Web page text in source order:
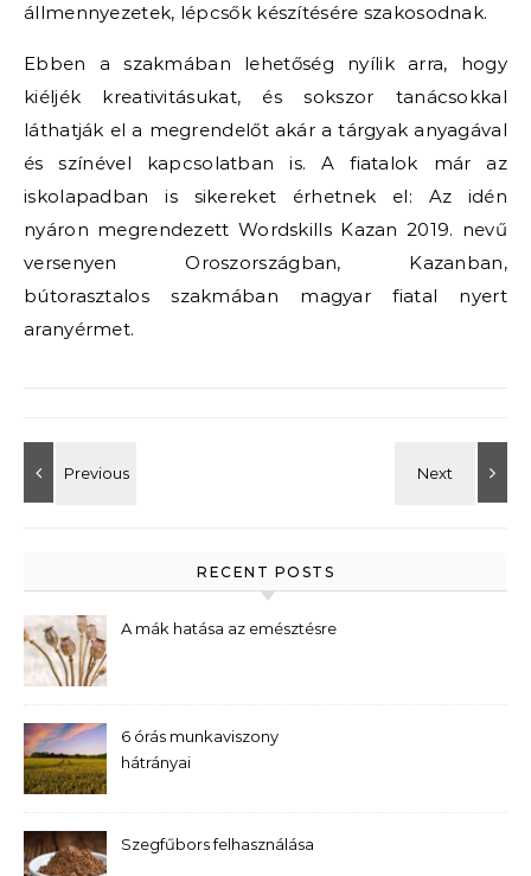
állmennyezetek, lépcsők készítésére szakosodnak.
Ebben a szakmában lehetőség nyílik arra, hogy
kiéljék kreativitásukat, és sokszor tanácsokkal
láthatják el a megrendelőt akár a tárgyak anyagával
és színével kapcsolatban is. A fiatalok már az
iskolapadban is sikereket érhetnek el: Az idén
nyáron megrendezett Wordskills Kazan 2019. nevű
versenyen Oroszországban, Kazanban,
bútorasztalos szakmában magyar fiatal nyert
aranyérmet.
RECENT POSTS
A mák hatása az emésztésre
6 órás munkaviszony
hátrányai
Szegfűbors felhasználása